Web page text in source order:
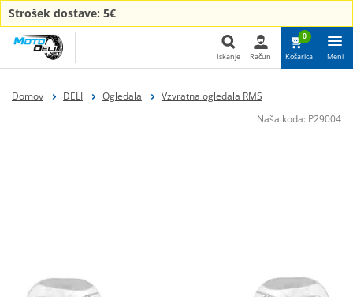
Strošek dostave: 5€
Iskanje Račun
0
Košarica Meni
Domov DELI Ogledala
Vzvratna ogledala RMS
Naša koda: P29004